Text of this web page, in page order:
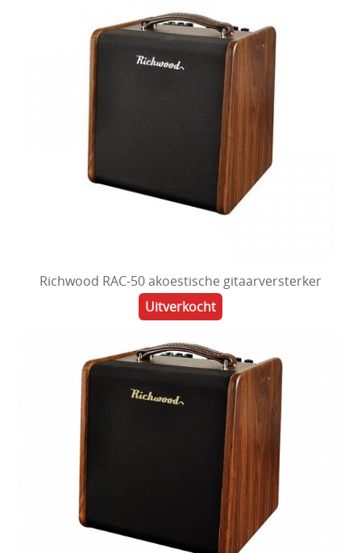
Richwood RAC-50 akoestische gitaarversterker
Uitverkocht